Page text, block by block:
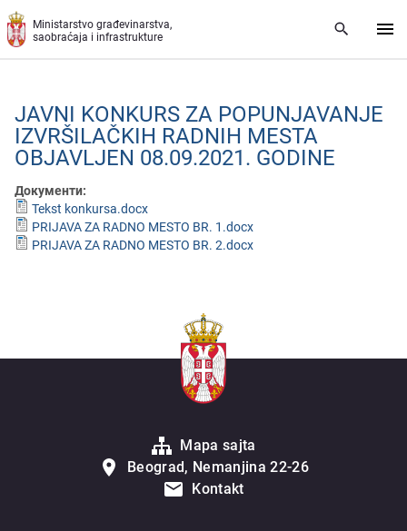
Preskoči na glavni deo sadržaja
Ministarstvo građevinarstva,
saobraćaja i infrastrukture
JAVNI KONKURS ZA POPUNJAVANJE
IZVRŠILAČKIH RADNIH MESTA
OBJAVLJEN 08.09.2021. GODINЕ
Документи:
Tekst konkursa.docx
PRIJAVA ZA RADNO MESTO BR. 1.docx
PRIJAVA ZA RADNO MESTO BR. 2.docx
Mapa sajta
Beograd, Nemanjina 22-26
Kontakt